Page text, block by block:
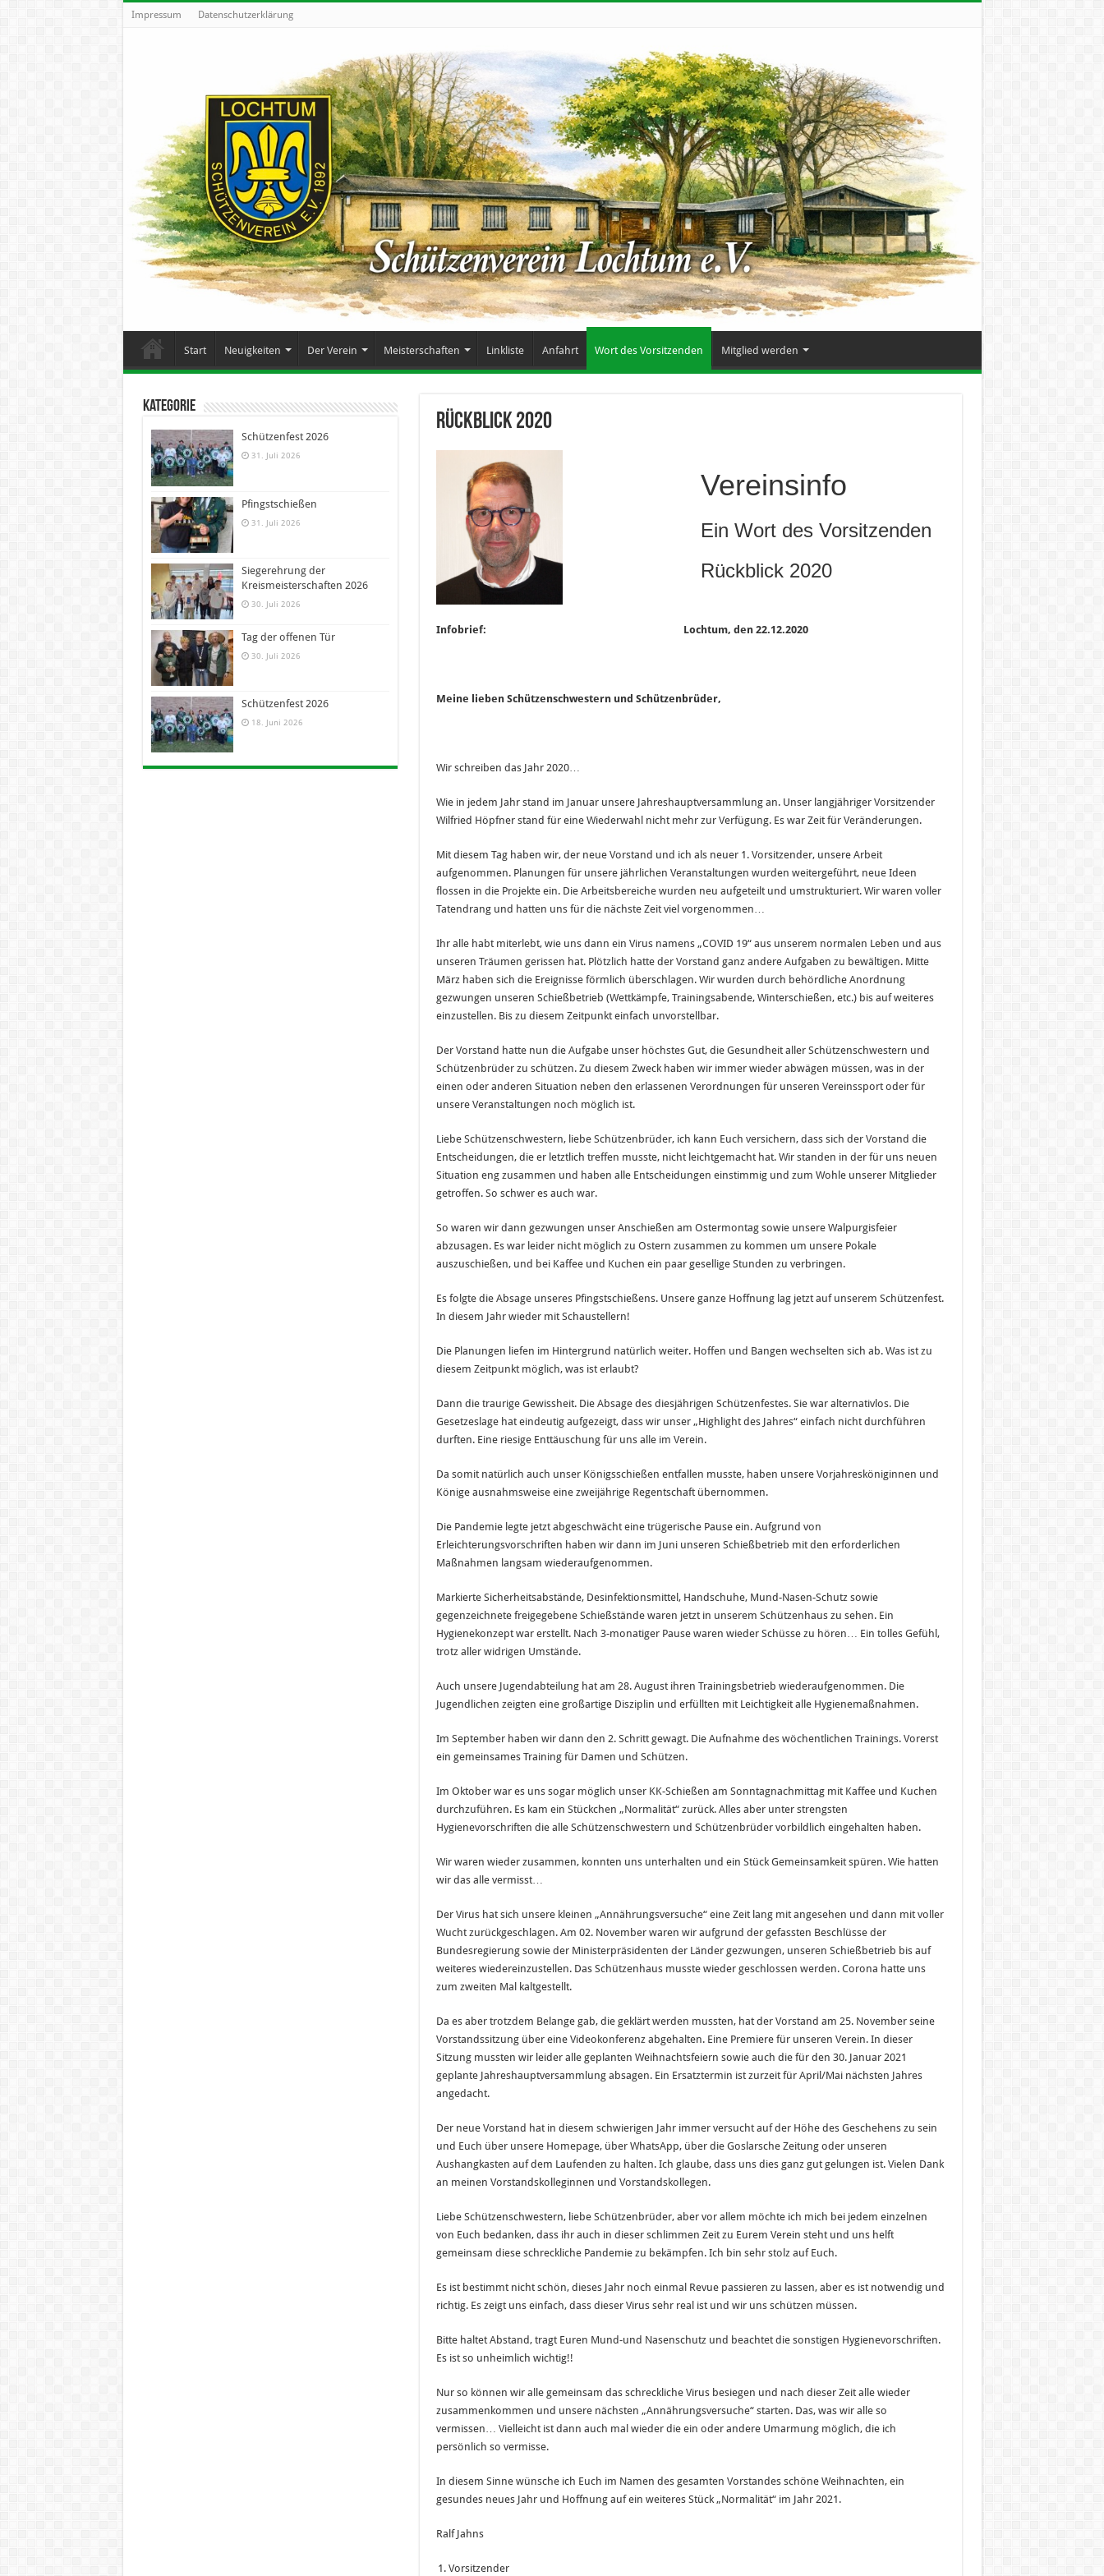
Impressum Datenschutzerklärung
Start Neuigkeiten Der Verein Meisterschaften Linkliste Anfahrt Wort des Vorsitzenden Mitglied werden
Rückblick 2020
Vereinsinfo
Ein Wort des Vorsitzenden
Rückblick 2020
Infobrief: Lochtum, den 22.12.2020
Meine lieben Schützenschwestern und Schützenbrüder,
Wir schreiben das Jahr 2020…
Wie in jedem Jahr stand im Januar unsere Jahreshauptversammlung an. Unser langjähriger Vorsitzender
Wilfried Höpfner stand für eine Wiederwahl nicht mehr zur Verfügung. Es war Zeit für Veränderungen.
Mit diesem Tag haben wir, der neue Vorstand und ich als neuer 1. Vorsitzender, unsere Arbeit
aufgenommen. Planungen für unsere jährlichen Veranstaltungen wurden weitergeführt, neue Ideen
flossen in die Projekte ein. Die Arbeitsbereiche wurden neu aufgeteilt und umstrukturiert. Wir waren voller
Tatendrang und hatten uns für die nächste Zeit viel vorgenommen…
Ihr alle habt miterlebt, wie uns dann ein Virus namens „COVID 19“ aus unserem normalen Leben und aus
unseren Träumen gerissen hat. Plötzlich hatte der Vorstand ganz andere Aufgaben zu bewältigen. Mitte
März haben sich die Ereignisse förmlich überschlagen. Wir wurden durch behördliche Anordnung
gezwungen unseren Schießbetrieb (Wettkämpfe, Trainingsabende, Winterschießen, etc.) bis auf weiteres
einzustellen. Bis zu diesem Zeitpunkt einfach unvorstellbar.
Der Vorstand hatte nun die Aufgabe unser höchstes Gut, die Gesundheit aller Schützenschwestern und
Schützenbrüder zu schützen. Zu diesem Zweck haben wir immer wieder abwägen müssen, was in der
einen oder anderen Situation neben den erlassenen Verordnungen für unseren Vereinssport oder für
unsere Veranstaltungen noch möglich ist.
Liebe Schützenschwestern, liebe Schützenbrüder, ich kann Euch versichern, dass sich der Vorstand die
Entscheidungen, die er letztlich treffen musste, nicht leichtgemacht hat. Wir standen in der für uns neuen
Situation eng zusammen und haben alle Entscheidungen einstimmig und zum Wohle unserer Mitglieder
getroffen. So schwer es auch war.
So waren wir dann gezwungen unser Anschießen am Ostermontag sowie unsere Walpurgisfeier
abzusagen. Es war leider nicht möglich zu Ostern zusammen zu kommen um unsere Pokale
auszuschießen, und bei Kaffee und Kuchen ein paar gesellige Stunden zu verbringen.
Es folgte die Absage unseres Pfingstschießens. Unsere ganze Hoffnung lag jetzt auf unserem Schützenfest.
In diesem Jahr wieder mit Schaustellern!
Die Planungen liefen im Hintergrund natürlich weiter. Hoffen und Bangen wechselten sich ab. Was ist zu
diesem Zeitpunkt möglich, was ist erlaubt?
Dann die traurige Gewissheit. Die Absage des diesjährigen Schützenfestes. Sie war alternativlos. Die
Gesetzeslage hat eindeutig aufgezeigt, dass wir unser „Highlight des Jahres“ einfach nicht durchführen
durften. Eine riesige Enttäuschung für uns alle im Verein.
Da somit natürlich auch unser Königsschießen entfallen musste, haben unsere Vorjahresköniginnen und
Könige ausnahmsweise eine zweijährige Regentschaft übernommen.
Die Pandemie legte jetzt abgeschwächt eine trügerische Pause ein. Aufgrund von
Erleichterungsvorschriften haben wir dann im Juni unseren Schießbetrieb mit den erforderlichen
Maßnahmen langsam wiederaufgenommen.
Markierte Sicherheitsabstände, Desinfektionsmittel, Handschuhe, Mund-Nasen-Schutz sowie
gegenzeichnete freigegebene Schießstände waren jetzt in unserem Schützenhaus zu sehen. Ein
Hygienekonzept war erstellt. Nach 3-monatiger Pause waren wieder Schüsse zu hören… Ein tolles Gefühl,
trotz aller widrigen Umstände.
Auch unsere Jugendabteilung hat am 28. August ihren Trainingsbetrieb wiederaufgenommen. Die
Jugendlichen zeigten eine großartige Disziplin und erfüllten mit Leichtigkeit alle Hygienemaßnahmen.
Im September haben wir dann den 2. Schritt gewagt. Die Aufnahme des wöchentlichen Trainings. Vorerst
ein gemeinsames Training für Damen und Schützen.
Im Oktober war es uns sogar möglich unser KK-Schießen am Sonntagnachmittag mit Kaffee und Kuchen
durchzuführen. Es kam ein Stückchen „Normalität“ zurück. Alles aber unter strengsten
Hygienevorschriften die alle Schützenschwestern und Schützenbrüder vorbildlich eingehalten haben.
Wir waren wieder zusammen, konnten uns unterhalten und ein Stück Gemeinsamkeit spüren. Wie hatten
wir das alle vermisst…
Der Virus hat sich unsere kleinen „Annährungsversuche“ eine Zeit lang mit angesehen und dann mit voller
Wucht zurückgeschlagen. Am 02. November waren wir aufgrund der gefassten Beschlüsse der
Bundesregierung sowie der Ministerpräsidenten der Länder gezwungen, unseren Schießbetrieb bis auf
weiteres wiedereinzustellen. Das Schützenhaus musste wieder geschlossen werden. Corona hatte uns
zum zweiten Mal kaltgestellt.
Da es aber trotzdem Belange gab, die geklärt werden mussten, hat der Vorstand am 25. November seine
Vorstandssitzung über eine Videokonferenz abgehalten. Eine Premiere für unseren Verein. In dieser
Sitzung mussten wir leider alle geplanten Weihnachtsfeiern sowie auch die für den 30. Januar 2021
geplante Jahreshauptversammlung absagen. Ein Ersatztermin ist zurzeit für April/Mai nächsten Jahres
angedacht.
Der neue Vorstand hat in diesem schwierigen Jahr immer versucht auf der Höhe des Geschehens zu sein
und Euch über unsere Homepage, über WhatsApp, über die Goslarsche Zeitung oder unseren
Aushangkasten auf dem Laufenden zu halten. Ich glaube, dass uns dies ganz gut gelungen ist. Vielen Dank
an meinen Vorstandskolleginnen und Vorstandskollegen.
Liebe Schützenschwestern, liebe Schützenbrüder, aber vor allem möchte ich mich bei jedem einzelnen
von Euch bedanken, dass ihr auch in dieser schlimmen Zeit zu Eurem Verein steht und uns helft
gemeinsam diese schreckliche Pandemie zu bekämpfen. Ich bin sehr stolz auf Euch.
Es ist bestimmt nicht schön, dieses Jahr noch einmal Revue passieren zu lassen, aber es ist notwendig und
richtig. Es zeigt uns einfach, dass dieser Virus sehr real ist und wir uns schützen müssen.
Bitte haltet Abstand, tragt Euren Mund-und Nasenschutz und beachtet die sonstigen Hygienevorschriften.
Es ist so unheimlich wichtig!!
Nur so können wir alle gemeinsam das schreckliche Virus besiegen und nach dieser Zeit alle wieder
zusammenkommen und unsere nächsten „Annährungsversuche“ starten. Das, was wir alle so
vermissen… Vielleicht ist dann auch mal wieder die ein oder andere Umarmung möglich, die ich
persönlich so vermisse.
In diesem Sinne wünsche ich Euch im Namen des gesamten Vorstandes schöne Weihnachten, ein
gesundes neues Jahr und Hoffnung auf ein weiteres Stück „Normalität“ im Jahr 2021.
Ralf Jahns
Vorsitzender
Kategorie
Schützenfest 2026
31. Juli 2026
Pfingstschießen
31. Juli 2026
Siegerehrung der
Kreismeisterschaften 2026
30. Juli 2026
Tag der offenen Tür
30. Juli 2026
Schützenfest 2026
18. Juni 2026